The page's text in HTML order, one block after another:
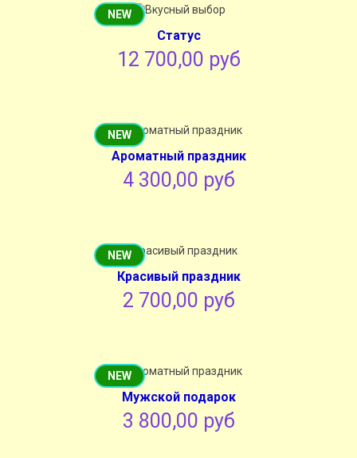
NEW
Cтатус
12 700,00 руб
NEW
Ароматный праздник
4 300,00 руб
NEW
Красивый праздник
2 700,00 руб
NEW
Мужской подарок
3 800,00 руб